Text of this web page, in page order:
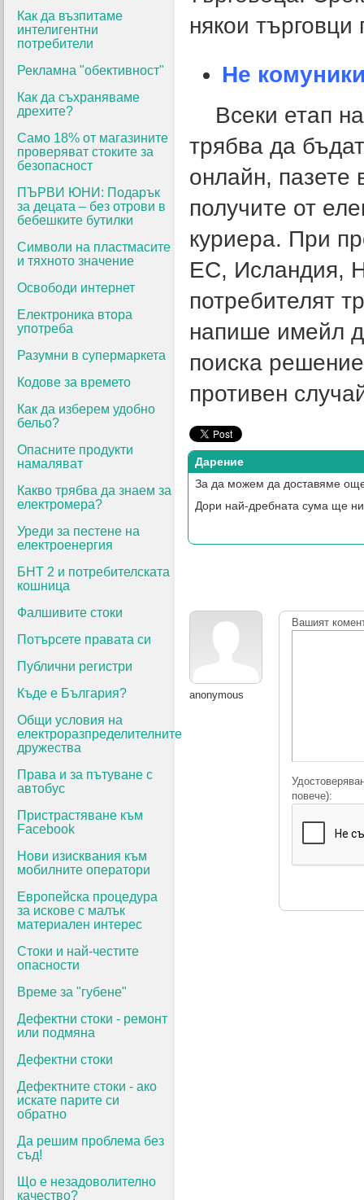
Как да възпитаме
интелигентни
потребители
Рекламна "обективност"
Как да съхраняваме
дрехите?
Само 18% от магазините
проверяват стоките за
безопасност
ПЪРВИ ЮНИ: Подарък
за децата – без отрови в
бебешките бутилки
Символи на пластмасите
и тяхното значение
Освободи интернет
Електроника втора
употреба
Разумни в супермаркета
Кодове за времето
Как да изберем удобно
бельо?
Опасните продукти
намаляват
Какво трябва да знаем за
електромера?
Уреди за пестене на
електроенергия
БНТ 2 и потребителската
кошница
Фалшивите стоки
Потърсете правата си
Публични регистри
Къде е България?
Общи условия на
електроразпределителните
дружества
Права и за пътуване с
автобус
Пристрастяване към
Facebook
Нови изисквания към
мобилните оператори
Европейска процедура
за искове с малък
материален интерес
Стоки и най-честите
опасности
Време за "губене"
Дефектни стоки - ремонт
или подмяна
Дефектни стоки
Дефектните стоки - ако
искате парите си
обратно
Да решим проблема без
съд!
Що е незадоволително
качество?
някои
Не
Всеки етап на
трябва да
онлайн, пазете
получите от
куриера. При
ЕС, Исландия,
потребителят
напише имейл
поиска
противен
Дарение
За да можем да доставяме
Дори най-дребната сума ще
anonymous
Вашият
повече):